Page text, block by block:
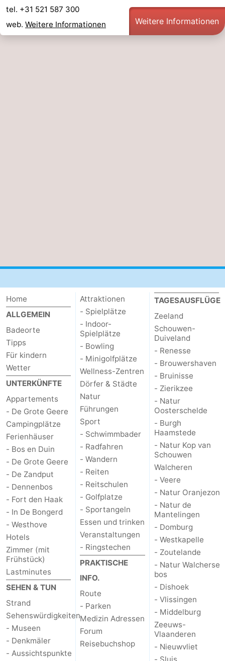
tel. +31 521 587 300
web. Weitere Informationen Weitere Informationen
Home
ALLGEMEIN
Badeorte
Tipps
Für kindern
Wetter
UNTERKÜNFTE
Appartements
- De Grote Geere
Campingplätze
Ferienhäuser
- Bos en Duin
- De Grote Geere
- De Zandput
- Dennenbos
- Fort den Haak
- In De Bongerd
- Westhove
Hotels
Zimmer (mit
Frühstück)
Lastminutes
SEHEN & TUN
Strand
Sehenswürdigkeiten
- Museen
- Denkmäler
- Aussichtspunkte
Attraktionen
- Spielplätze
- Indoor-
Spielplätze
- Bowling
- Minigolfplätze
Wellness-Zentren
Dörfer & Städte
Natur
Führungen
Sport
- Schwimmbader
- Radfahren
- Wandern
- Reiten
- Reitschulen
- Golfplatze
- Sportangeln
Essen und trinken
Veranstaltungen
- Ringstechen
PRAKTISCHE
INFO.
Route
- Parken
Medizin Adressen
Forum
Reisebuchshop
TAGESAUSFLÜGE
Zeeland
Schouwen-
Duiveland
- Renesse
- Brouwershaven
- Bruinisse
- Zierikzee
- Natur
Oosterschelde
- Burgh
Haamstede
- Natur Kop van
Schouwen
Walcheren
- Veere
- Natur Oranjezon
- Natur de
Mantelingen
- Domburg
- Westkapelle
- Zoutelande
- Natur Walcherse
bos
- Dishoek
- Vlissingen
- Middelburg
Zeeuws-
Vlaanderen
- Nieuwvliet